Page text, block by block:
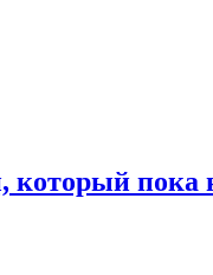
который пока